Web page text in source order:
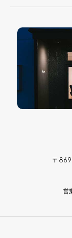
〒
営